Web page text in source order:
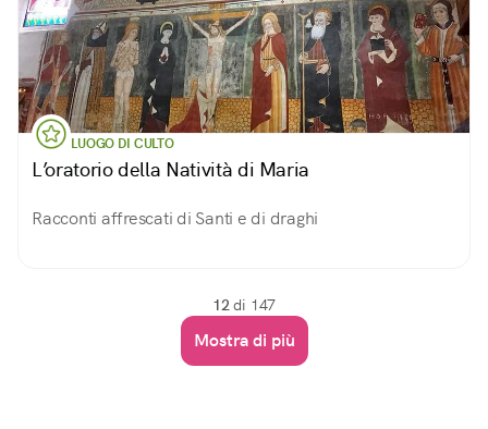
LUOGO DI CULTO
L’oratorio della Natività di Maria
Racconti affrescati di Santi e di draghi
12di 147
Mostra di più